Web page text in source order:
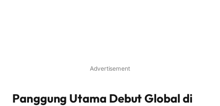
Advertisement
Panggung Utama Debut Global di